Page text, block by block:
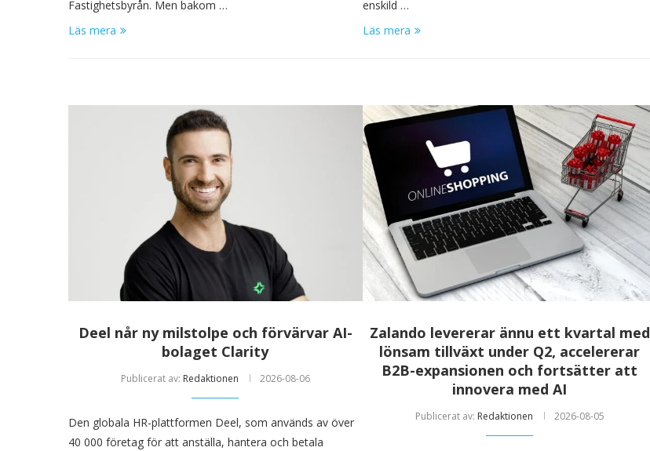
Fastighetsbyrån. Men bakom …
Läs mera
enskild …
Läs mera
Deel når ny milstolpe och förvärvar AI-
bolaget Clarity
Publicerat av: Redaktionen 2026-08-06
Den globala HR-plattformen Deel, som används av över
40 000 företag för att anställa, hantera och betala
Zalando levererar ännu ett kvartal med
lönsam tillväxt under Q2, accelererar
B2B-expansionen och fortsätter att
innovera med AI
Publicerat av: Redaktionen 2026-08-05